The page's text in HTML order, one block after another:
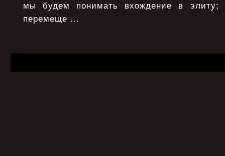
мы будем понимать вхождение в
перемеще ...